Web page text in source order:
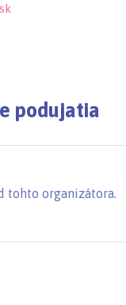
podujatia
tohto organizátora.